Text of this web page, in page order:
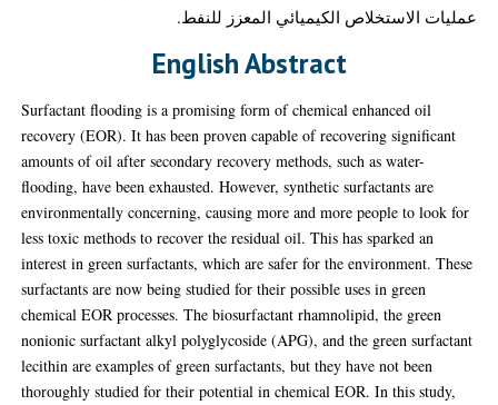
عمليات الاستخلاص الكيميائي المعزز للنفط.
English Abstract
Surfactant flooding is a promising form of chemical enhanced oil
recovery (EOR). It has been proven capable of recovering significant
amounts of oil after secondary recovery methods, such as water-
flooding, have been exhausted. However, synthetic surfactants are
environmentally concerning, causing more and more people to look for
less toxic methods to recover the residual oil. This has sparked an
interest in green surfactants, which are safer for the environment. These
surfactants are now being studied for their possible uses in green
chemical EOR processes. The biosurfactant rhamnolipid, the green
nonionic surfactant alkyl polyglycoside (APG), and the green surfactant
lecithin are examples of green surfactants, but they have not been
thoroughly studied for their potential in chemical EOR. In this study,